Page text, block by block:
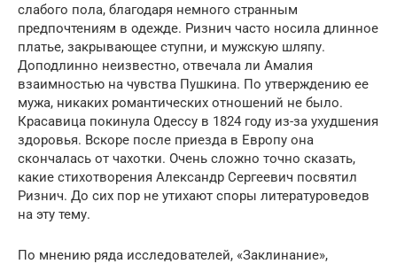
слабого пола, благодаря немного странным
предпочтениям в одежде. Ризнич часто носила длинное
платье, закрывающее ступни, и мужскую шляпу.
Доподлинно неизвестно, отвечала ли Амалия
взаимностью на чувства Пушкина. По утверждению ее
мужа, никаких романтических отношений не было.
Красавица покинула Одессу в 1824 году из-за ухудшения
здоровья. Вскоре после приезда в Европу она
скончалась от чахотки. Очень сложно точно сказать,
какие стихотворения Александр Сергеевич посвятил
Ризнич. До сих пор не утихают споры литературоведов
на эту тему.
По мнению ряда исследователей, «Заклинание»,